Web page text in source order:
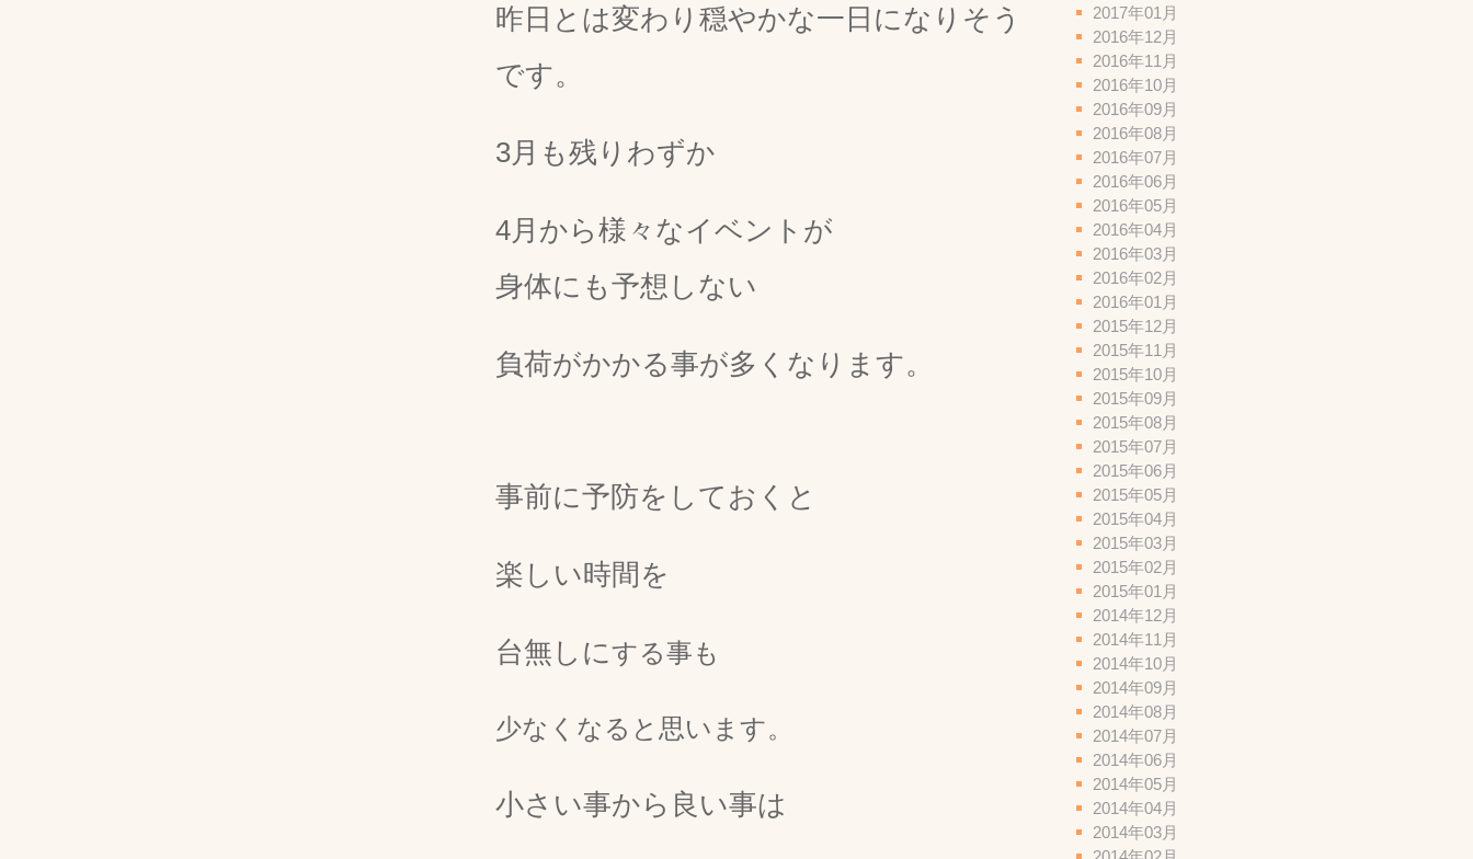
昨日とは変わり穏やかな一日になりそう
です。
3月も残りわずか
4月から様々なイベントが
身体にも予想しない
負荷がかかる事が多くなります。
事前に予防をしておくと
楽しい時間を
台無しにする事も
少なくなると思います。
小さい事から良い事は
2017年01月
2016年12月
2016年11月
2016年10月
2016年09月
2016年08月
2016年07月
2016年06月
2016年05月
2016年04月
2016年03月
2016年02月
2016年01月
2015年12月
2015年11月
2015年10月
2015年09月
2015年08月
2015年07月
2015年06月
2015年05月
2015年04月
2015年03月
2015年02月
2015年01月
2014年12月
2014年11月
2014年10月
2014年09月
2014年08月
2014年07月
2014年06月
2014年05月
2014年04月
2014年03月